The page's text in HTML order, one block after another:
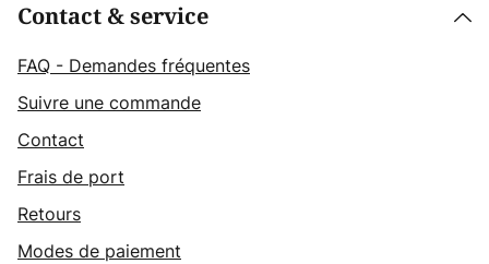
Contact & service
FAQ - Demandes fréquentes
Suivre une commande
Contact
Frais de port
Retours
Modes de paiement